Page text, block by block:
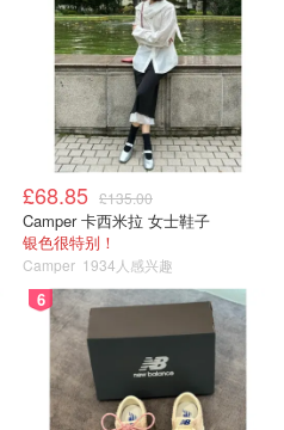
£68.85 £135.00
Camper 卡西米拉 女士鞋子
银色很特别！
Camper 1934人感兴趣
6